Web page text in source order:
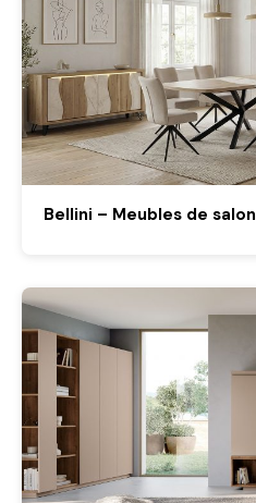
Bellini – Meubles de salon